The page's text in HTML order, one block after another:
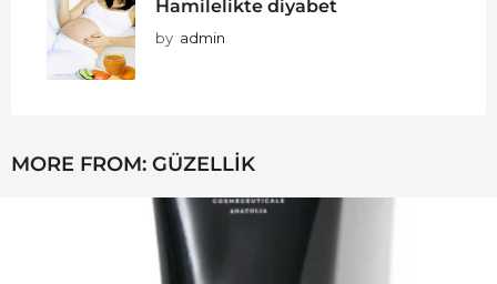
Hamilelikte diyabet
by admin
MORE FROM: GÜZELLIK